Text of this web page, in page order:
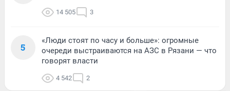
14 505 3
5
«Люди стоят по часу и больше»: огромные
очереди выстраиваются на АЗС в Рязани — что
говорят власти
4 542 2